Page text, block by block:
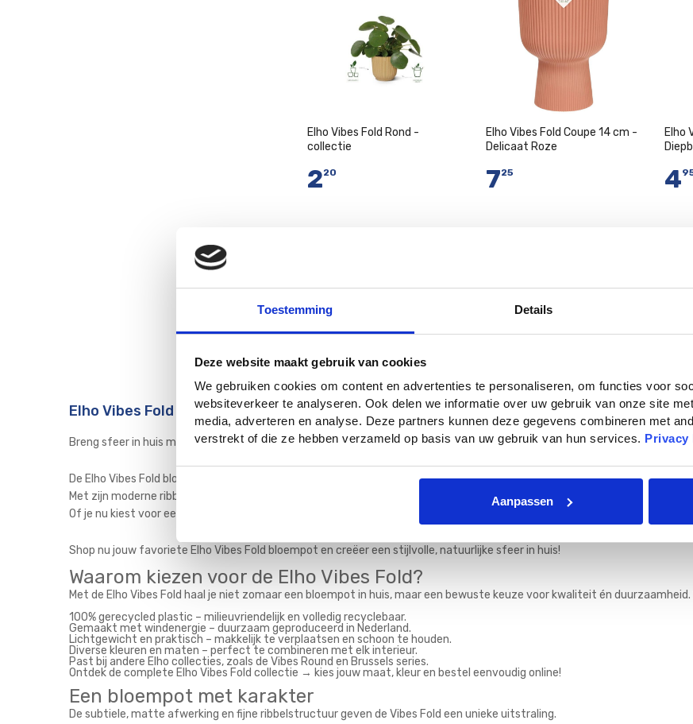
Toestemming Details
Deze website maakt gebruik van cookies
We gebruiken cookies om content en advertenties te personaliseren, om functies voor
websiteverkeer te analyseren. Ook delen we informatie over uw gebruik van onze site
media, adverteren en analyse. Deze partners kunnen deze gegevens combineren met
verstrekt of die ze hebben verzameld op basis van uw gebruik van hun services. Privacy
Aanpassen
Elho Vibes Fold Rond -
collectie
220
Elho Vibes Fold Coupe 14 cm -
Delicaat Roze
725
Elho
4
Elho Vibes Fold Bloempotten – Duurzaam Design voor een Stijlvol Interieur
Breng sfeer in huis met de Elho Vibes Fold
De Elho Vibes Fold bloempot is dé perfecte combinatie van stijl, duurzaamheid en gebruiksgemak.
Met zijn moderne ribbelstructuur, zachte kleuren en elegante rondingen past deze bloempot moeiteloos in elk interieur.
Of je nu kiest voor een trendy kamerplant, een luchtzuiverende groene vriend of een kleurrijke bloeier — met de Elho
Shop nu jouw favoriete Elho Vibes Fold bloempot en creëer een stijlvolle, natuurlijke sfeer in huis!
Waarom kiezen voor de Elho Vibes Fold?
Met de Elho Vibes Fold haal je niet zomaar een bloempot in huis, maar een bewuste keuze voor kwaliteit én duurzaamheid.
100% gerecycled plastic – milieuvriendelijk en volledig recyclebaar.
Gemaakt met windenergie – duurzaam geproduceerd in Nederland.
Lichtgewicht en praktisch – makkelijk te verplaatsen en schoon te houden.
Diverse kleuren en maten – perfect te combineren met elk interieur.
Past bij andere Elho collecties, zoals de Vibes Round en Brussels series.
Ontdek de complete Elho Vibes Fold collectie → kies jouw maat, kleur en bestel eenvoudig online!
Een bloempot met karakter
De subtiele, matte afwerking en fijne ribbelstructuur geven de Vibes Fold een unieke uitstraling.